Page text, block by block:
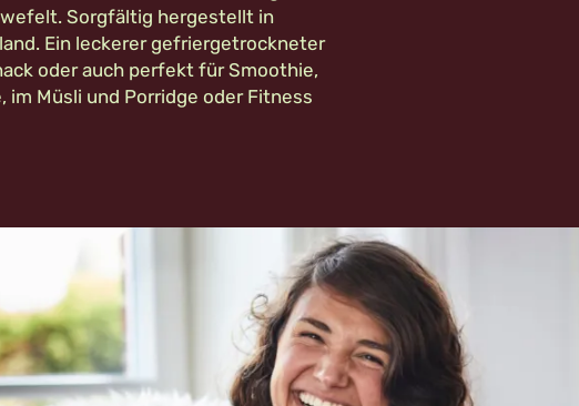
Sorgfältig hergestellt in
Ein leckerer gefriergetrockneter
oder auch perfekt für Smoothie,
im Müsli und Porridge oder Fitness